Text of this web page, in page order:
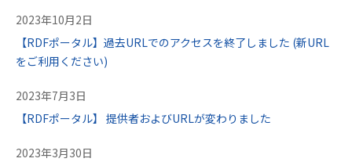
2023年10月2日
【RDFポータル】過去URLでのアクセスを終了しました (新URL
をご利用ください)
2023年7月3日
【RDFポータル】 提供者およびURLが変わりました
2023年3月30日